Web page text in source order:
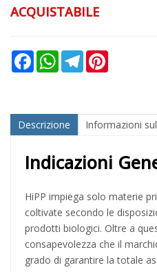
ACQUISTABILE
FacebookWhatsAppTelegram
Descrizione Informazioni
Indicazioni
HiPP impiega solo materie
coltivate secondo le
prodotti biologici. Oltre a
consapevolezza che il
grado di garantire la totale